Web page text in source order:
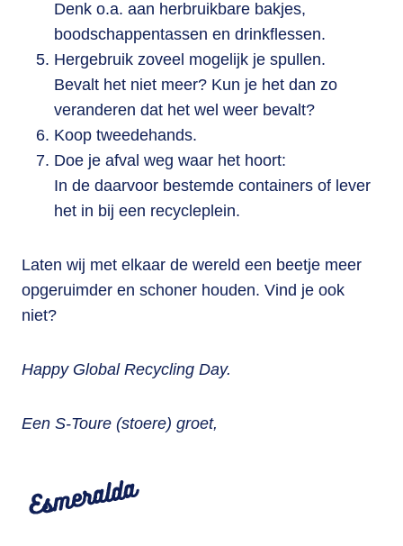
Denk o.a. aan herbruikbare bakjes,
boodschappentassen en drinkflessen.
Hergebruik zoveel mogelijk je spullen.
Bevalt het niet meer? Kun je het dan zo
veranderen dat het wel weer bevalt?
Koop tweedehands.
Doe je afval weg waar het hoort:
In de daarvoor bestemde containers of lever
het in bij een recycleplein.
Laten wij met elkaar de wereld een beetje meer
opgeruimder en schoner houden. Vind je ook
niet?
Happy Global Recycling Day.
Een S-Toure (stoere) groet,